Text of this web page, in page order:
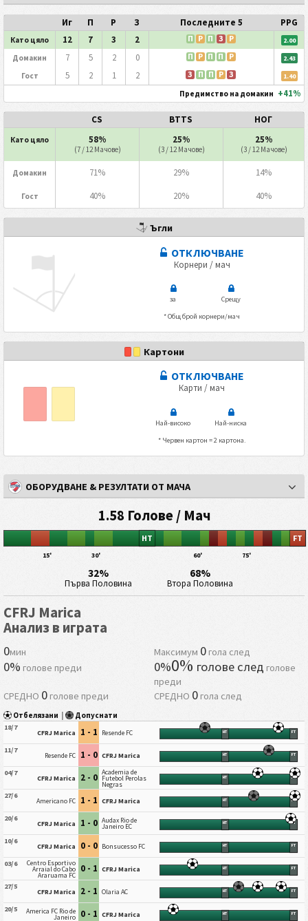
Иг П P З Последните 5 PPG
Като цяло 12 7 3 2 П P П З P 2.00
Домакин 7 5 2 0 П P П П P 2.43
Гост 5 2 1 2 З П П P З 1.40
Предимство на домакин +41%
CS BTTS НОГ
Като цяло 58%
(7 / 12 Мачове)
25%
(3 / 12 Мачове)
25%
(3 / 12 Мачове)
Домакин 71% 29% 14%
Гост 40% 20% 40%
Ъгли
ОТКЛЮЧВАНЕ
Корнери / мач
за
Срещу
* Общ брой корнери/мач
Картони
ОТКЛЮЧВАНЕ
Карти / мач
Най-високо
Най-ниска
* Червен картон = 2 картона.
ОБОРУДВАНЕ & РЕЗУЛТАТИ ОТ МАЧА
1.58 Голове / Мач
15' 30'
HT
60' 75'
FT
32%
Първа Половина
68%
Втора Половина
CFRJ Marica
Анализ в играта
0мин Максимум 0гола след
0% голове преди 0%0% голове след голове
преди
СРЕДНО 0голове преди СРЕДНО 0гола след
Отбелязани | Допуснати
18/7
CFRJ Marica 1 - 1 Resende FC HT FT
11/7
Resende FC 1 - 0 CFRJ Marica HT FT
04/7
CFRJ Marica 2 - 0 Academia de
Futebol Perolas
Negras
HT FT
27/6
Americano FC 1 - 1 CFRJ Marica HT FT
20/6
CFRJ Marica 1 - 0 Audax Rio de
Janeiro EC HT FT
10/6
CFRJ Marica 0 - 0 Bonsucesso FC HT FT
03/6 Centro Esportivo
Arraial do Cabo
Araruama FC
0 - 1 CFRJ Marica HT FT
27/5
CFRJ Marica 2 - 1 Olaria AC HT FT
20/5 America FC Rio de
Janeiro 0 - 1 CFRJ Marica HT FT